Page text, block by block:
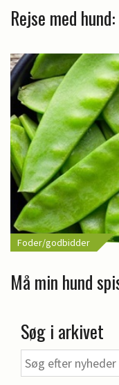
Rejse med
Foder/godbidder
Må min hund
Søg i arkivet